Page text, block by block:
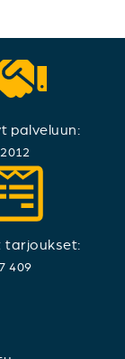
palveluun:
2012
tarjoukset:
7 409